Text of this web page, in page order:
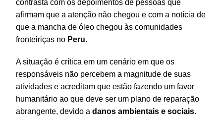
contrasta com os depoimentos de pessoas que
afirmam que a atenção não chegou e com a notícia de
que a mancha de óleo chegou às comunidades
fronteiriças no Peru.
A situação é crítica em um cenário em que os
responsáveis não percebem a magnitude de suas
atividades e acreditam que estão fazendo um favor
humanitário ao que deve ser um plano de reparação
abrangente, devido adanos ambientais e sociais.